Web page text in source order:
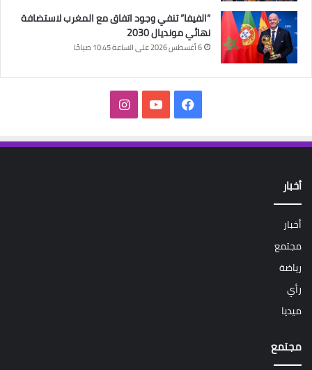
“الفيفا” تنفي وجود اتفاق مع المغرب لاستضافة
نهائي مونديال 2030
6 أغسطس 2026 على الساعة 10:45 صباحًا
فيسبوك‫YouTubeانستقرام
أخبار
أخبار
مجتمع
رياضة
رأي
ميديا
مجتمع